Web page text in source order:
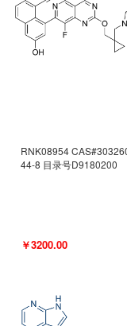
RNK08954 CAS#3032602-
44-8 目录号D9180200
￥3200.00